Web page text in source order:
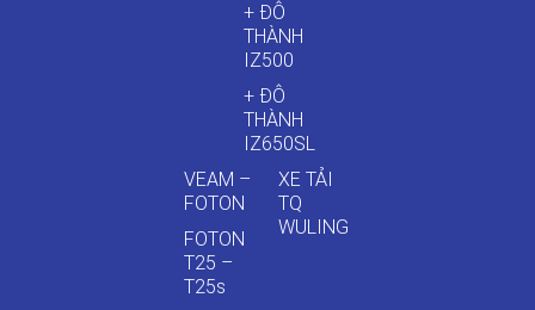
+ ĐÔ
THÀNH
IZ500
+ ĐÔ
THÀNH
IZ650SL
VEAM –
FOTON
FOTON
T25 –
T25s
XE TẢI
TQ
WULING